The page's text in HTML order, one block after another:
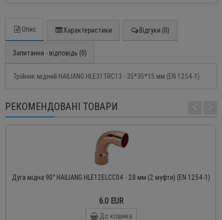
Опис Характеристики Відгуки (0)
Запитання - відповідь (0)
Трійник мідний HAILIANG HLE31TRC13 - 35*35*15 мм (EN 1254-1)
РЕКОМЕНДОВАНІ ТОВАРИ
Дуга мідна 90° HAILIANG HLE12ELCC04 - 28 мм (2 муфти) (EN 1254-1)
6.0 EUR
До кошика